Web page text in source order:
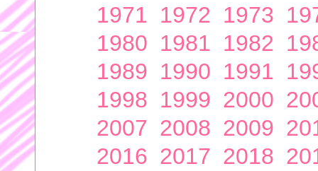
1971 1972 1973
1980 1981 1982
1989 1990 1991
1998 1999 2000
2007 2008 2009
2016 2017 2018